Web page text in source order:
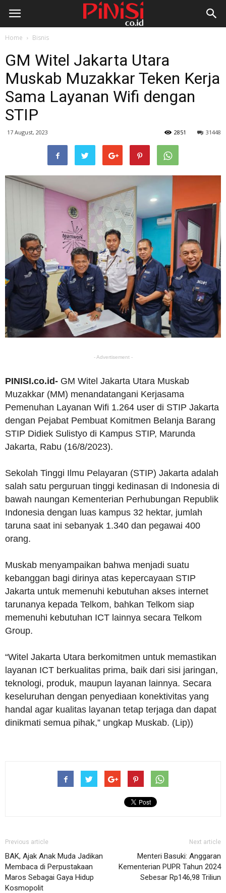
Home Bisnis
GM Witel Jakarta Utara
Muskab Muzakkar Teken Kerja
Sama Layanan Wifi dengan
STIP
17 August, 2023 31448
2851
- Advertisement -
PINISI.co.id- GM Witel Jakarta Utara Muskab
Muzakkar (MM) menandatangani Kerjasama
Pemenuhan Layanan Wifi 1.264 user di STIP Jakarta
dengan Pejabat Pembuat Komitmen Belanja Barang
STIP Didiek Sulistyo di Kampus STIP, Marunda
Jakarta, Rabu (16/8/2023).
Sekolah Tinggi Ilmu Pelayaran (STIP) Jakarta adalah
salah satu perguruan tinggi kedinasan di Indonesia di
bawah naungan Kementerian Perhubungan Republik
Indonesia dengan luas kampus 32 hektar, jumlah
taruna saat ini sebanyak 1.340 dan pegawai 400
orang.
Muskab menyampaikan bahwa menjadi suatu
kebanggan bagi dirinya atas kepercayaan STIP
Jakarta untuk memenuhi kebutuhan akses internet
tarunanya kepada Telkom, bahkan Telkom siap
memenuhi kebutuhan ICT lainnya secara Telkom
Group.
“Witel Jakarta Utara berkomitmen untuk memastikan
layanan ICT berkualitas prima, baik dari sisi jaringan,
teknologi, produk, maupun layanan lainnya. Secara
keseluruhan dengan penyediaan konektivitas yang
handal agar kualitas layanan tetap terjaga dan dapat
dinikmati semua pihak,” ungkap Muskab. (Lip))
Previous article
BAK, Ajak Anak Muda Jadikan
Membaca di Perpustakaan
Maros Sebagai Gaya Hidup
Kosmopolit
Next article
Menteri Basuki: Anggaran
Kementerian PUPR Tahun 2024
Sebesar Rp146,98 Triliun